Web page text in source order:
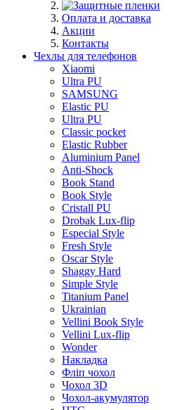
Оплата и доставка
Акции
Контакты
Чехлы для телефонов
Xiaomi
Ultra PU
SAMSUNG
Elastic PU
Ultra PU
Classic pocket
Elastic Rubber
Aluminium Panel
Anti-Shock
Book Stand
Book Style
Cristall PU
Drobak Lux-flip
Especial Style
Fresh Style
Oscar Style
Shaggy Hard
Simple Style
Titanium Panel
Ukrainian
Vellini Book Style
Vellini Lux-flip
Wonder
Накладка
Фліп чохол
Чохол 3D
Чохол-акумулятор